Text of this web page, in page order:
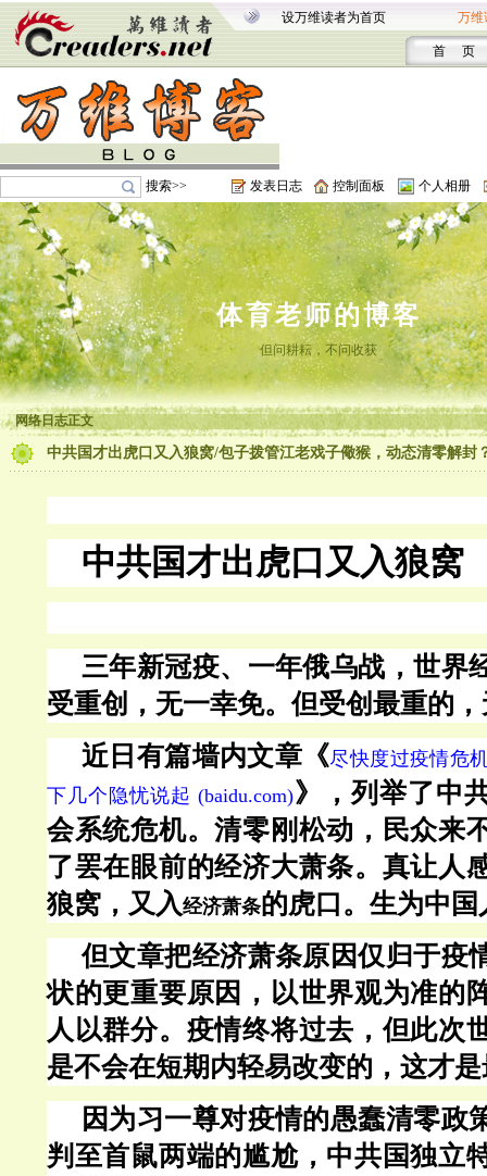
设万维读者为首页 万维
首 页
搜索>> 发表日志 控制面板 个人相册
体育老师的博客
但问耕耘，不问收获
网络日志正文
中共国才出虎口又入狼窝/包子拨管江老戏子儆猴，动态清零解封
中共国才出虎口又入狼窝
三年新冠疫、一年俄乌战，世界
受重创，无一幸免。但受创最重的
近日有篇墙内文章《尽快度过疫情危
下几个隐忧说起 (baidu.com)》，列举了中
会系统危机。清零刚松动，民众来
了罢在眼前的经济大萧条。真让人
狼窝，又入经济萧条的虎口。生为中
但文章把经济萧条原因仅归于疫
状的更重要原因，以世界观为准的
人以群分。疫情终将过去，但此次
是不会在短期内轻易改变的，这才
因为习一尊对疫情的愚蠢清零政
判至首鼠两端的尴尬，中共国独立